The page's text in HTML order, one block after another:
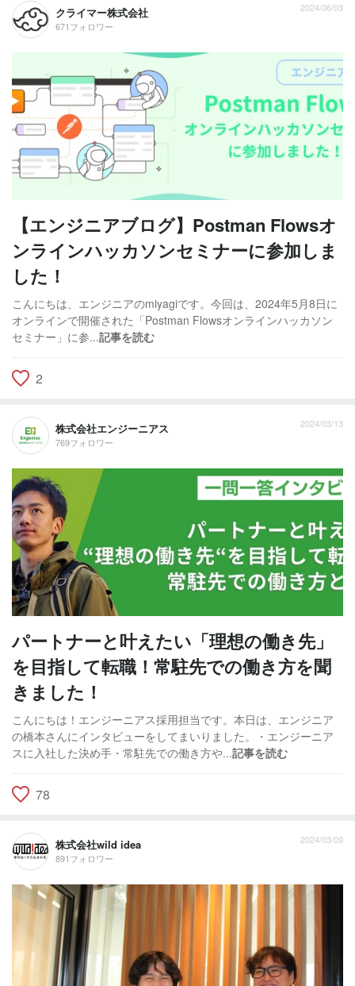
クライマー株式会社
671フォロワー
2024/06/03
【エンジニアブログ】Postman Flowsオ
ンラインハッカソンセミナーに参加しま
した！
こんにちは、エンジニアのmiyagiです。今回は、2024年5月8日に
オンラインで開催された「Postman Flowsオンラインハッカソン
セミナー」に参...記事を読む
2
株式会社エンジーニアス
769フォロワー
2024/03/13
パートナーと叶えたい「理想の働き先」
を目指して転職！常駐先での働き方を聞
きました！
こんにちは！エンジーニアス採用担当です。本日は、エンジニア
の橋本さんにインタビューをしてまいりました。・エンジーニア
スに入社した決め手・常駐先での働き方や...記事を読む
78
株式会社wild idea
891フォロワー
2024/03/09